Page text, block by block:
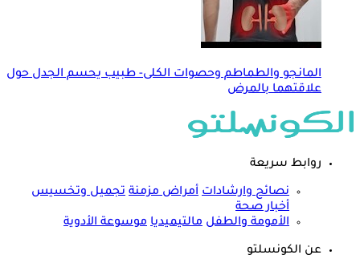
المانجو والطماطم وحصوات الكلى- طبيب يحسم الجدل حول
علاقتهما بالمرض
روابط سريعة
نصائح وارشادات أمراض مزمنة تجميل وتخسيس
أخبار صحة
الأمومة والطفل مالتيميديا موسوعة الأدوية
عن الكونسلتو